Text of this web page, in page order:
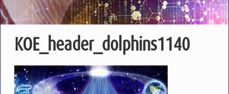
KOE_header_dolphins1140